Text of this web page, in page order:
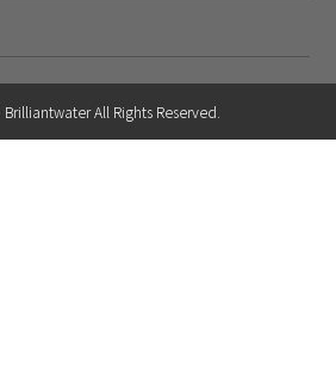
All Rights Reserved.